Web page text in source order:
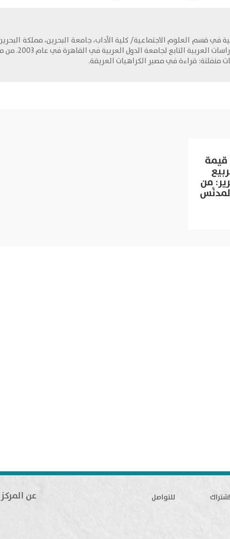
في قسم العلوم الاجتماعية/ كلية الآداب، جامعة البحرين، مملكة
من معهد
منفلتة: قراءة في مصير الكراهيات العريقة.
من
للتواصل عن